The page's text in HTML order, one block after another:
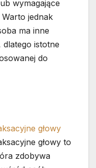
wymagające
Warto jednak
ma inne
istotne
do
głowy
głowy to
zdobywa